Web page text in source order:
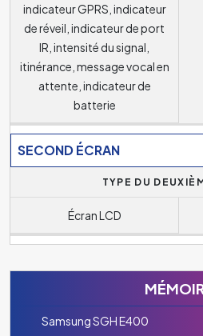
indicateur GPRS, indicateur
de réveil, indicateur de port
IR, intensité du signal,
itinérance, message vocal en
attente, indicateur de
batterie
SECOND ÉCRAN
TYPE DU
Écran LCD
Samsung SGH E400